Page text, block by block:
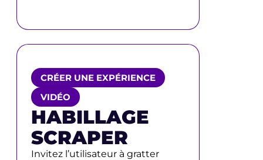
CRÉER UNE EXPÉRIENCE
VIDÉO
HABILLAGE
SCRAPER
Invitez l’utilisateur à gratter